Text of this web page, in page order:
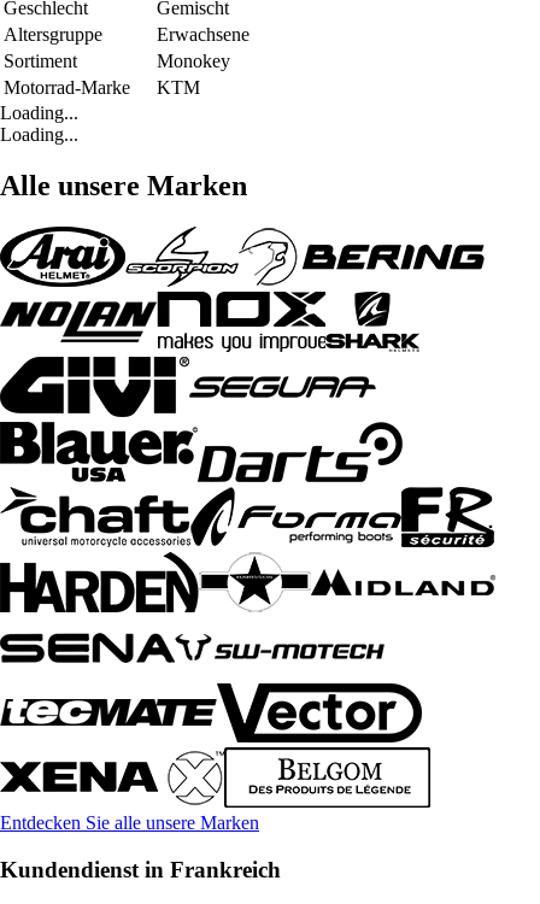
Geschlecht
Gemischt
Altersgruppe
Erwachsene
Sortiment
Monokey
Motorrad-Marke
KTM
Loading...
Loading...
Alle unsere Marken
Entdecken Sie alle unsere Marken
Kundendienst in Frankreich